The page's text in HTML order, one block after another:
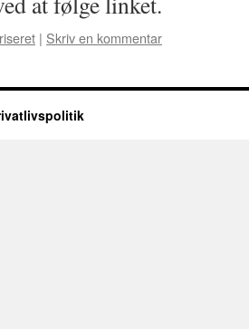
| Skriv en kommentar